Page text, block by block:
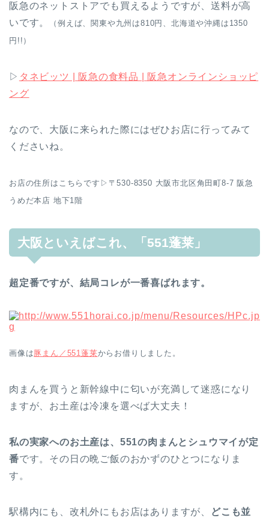
阪急のネットストアでも買えるようですが、送料が高
いです。
（例えば、関東や九州は810円、北海道や沖縄は1350
円!!）
▷ タネビッツ | 阪急の食料品 | 阪急オンラインショッピ
ング
なので、大阪に来られた際にはぜひお店に行ってみて
くださいね。
お店の住所はこちらです▷〒530-8350 大阪市北区角田町8-7 阪急
うめだ本店 地下1階
大阪といえばこれ、「551蓬莱」
超定番ですが、結局コレが一番喜ばれます。
画像は豚まん／551蓬莱からお借りしました。
肉まんを買うと新幹線中に匂いが充満して迷惑になり
ますが、お土産は冷凍を選べば大丈夫！
私の実家へのお土産は、551の肉まんとシュウマイが定
番です。その日の晩ご飯のおかずのひとつになりま
す。
駅構内にも、改札外にもお店はありますが、
どこも並